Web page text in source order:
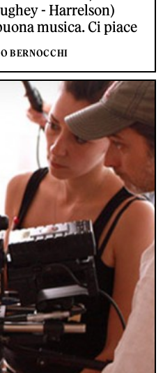
- Harrelson)
musica. Ci piace
BERNOCCHI